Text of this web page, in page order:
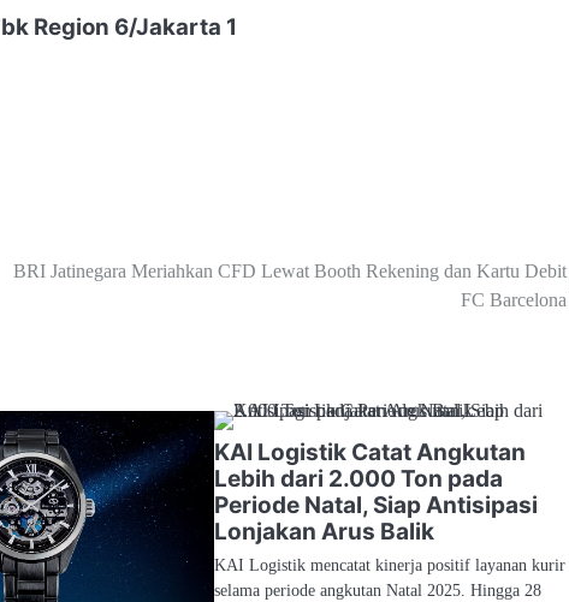
Region 6/Jakarta 1
BRI Jatinegara Meriahkan CFD Lewat Booth Rekening dan Kartu Debit
FC Barcelona
KAI Logistik Catat Angkutan
Lebih dari 2.000 Ton pada
Periode Natal, Siap Antisipasi
Lonjakan Arus Balik
KAI Logistik mencatat kinerja positif layanan kurir
selama periode angkutan Natal 2025. Hingga 28